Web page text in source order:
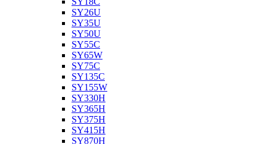
SY26U
SY35U
SY50U
SY55C
SY65W
SY75C
SY135C
SY155W
SY330H
SY365H
SY375H
SY415H
SY870H